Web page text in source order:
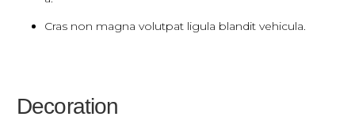
Cras non magna volutpat ligula blandit vehicula.
Decoration